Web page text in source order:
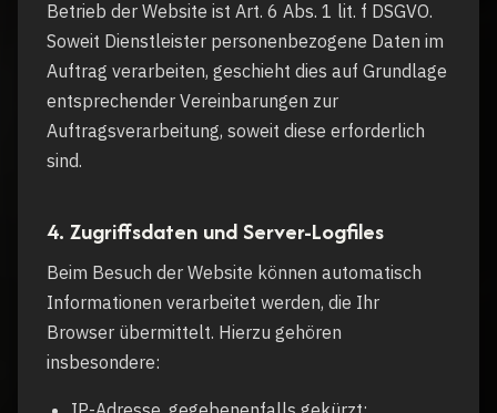
Betrieb der Website ist Art. 6 Abs. 1 lit. f DSGVO.
Soweit Dienstleister personenbezogene Daten im
Auftrag verarbeiten, geschieht dies auf Grundlage
entsprechender Vereinbarungen zur
Auftragsverarbeitung, soweit diese erforderlich
sind.
4. Zugriffsdaten und Server-Logfiles
Beim Besuch der Website können automatisch
Informationen verarbeitet werden, die Ihr
Browser übermittelt. Hierzu gehören
insbesondere: